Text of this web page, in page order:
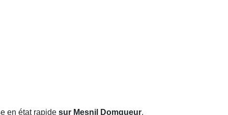
en état rapide sur Mesnil Domqueur.